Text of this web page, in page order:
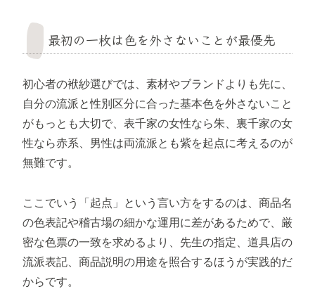
最初の一枚は色を外さないことが最優先
初心者の袱紗選びでは、素材やブランドよりも先に、
自分の流派と性別区分に合った基本色を外さないこと
がもっとも大切で、表千家の女性なら朱、裏千家の女
性なら赤系、男性は両流派とも紫を起点に考えるのが
無難です。
ここでいう「起点」という言い方をするのは、商品名
の色表記や稽古場の細かな運用に差があるためで、厳
密な色票の一致を求めるより、先生の指定、道具店の
流派表記、商品説明の用途を照合するほうが実践的だ
からです。